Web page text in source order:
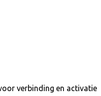
verbinding en activatie